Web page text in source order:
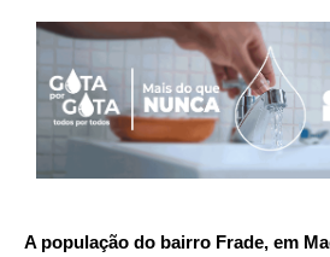
A população do bairro Frade, em